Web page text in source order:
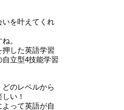
を叶えてくれ
。
した英語学習
立型4技能学習
のレベルから
い！
って英語が自